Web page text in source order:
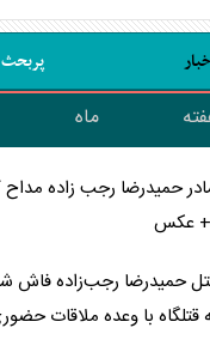
پربحث
ماه
حمیدرضا رجب زاده
عکس
حمیدرضا رجب‌زاده فاش
با وعده ملاقات